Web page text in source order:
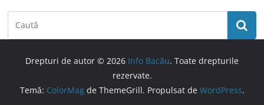
Drepturi de autor © 2026 Info Bacău. Toate drepturile
rezervate.
Temă: ColorMagde ThemeGrill. Propulsat de WordPress.